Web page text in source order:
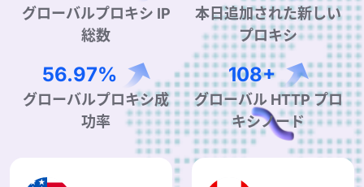
グローバルプロキシ IP
総数
本日追加された新しい
プロキシ
93.04%
グローバルプロキシ成
功率
176+
グローバル HTTP プロ
キシノード